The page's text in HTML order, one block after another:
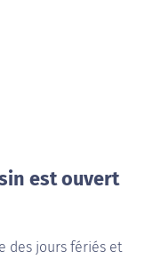
est ouvert
des jours fériés et